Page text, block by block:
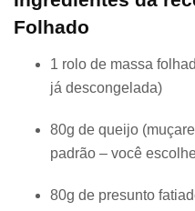
Folhado
1 rolo de massa
já descongelada)
80g de queijo
padrão – você
80g de presunto